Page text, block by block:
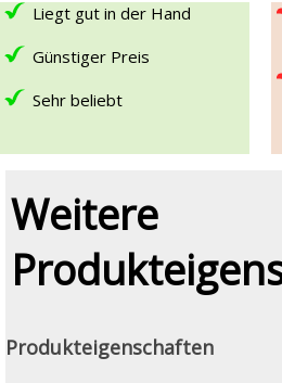
Liegt gut in der Hand
Günstiger Preis
Sehr beliebt
Weitere
Produkteigenschaften